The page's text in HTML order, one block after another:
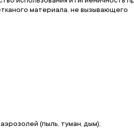
материала, не вызывающего
(пыль, туман, дым);